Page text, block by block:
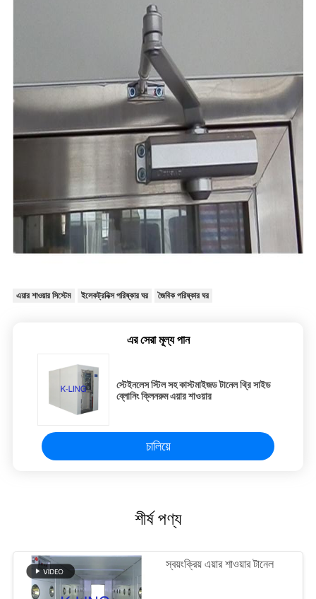
এয়ার শাওয়ার সিস্টেম ইলেকট্রনিক্স পরিষ্কার ঘর জৈবিক পরিষ্কার ঘর
এর সেরা মূল্য পান
স্টেইনলেস স্টিল সহ কাস্টমাইজড টানেল থ্রি সাইড
ব্লোনিং ক্লিনরুম এয়ার শাওয়ার
চালিয়ে
শীর্ষ পণ্য
স্বয়ংক্রিয় এয়ার শাওয়ার টানেল